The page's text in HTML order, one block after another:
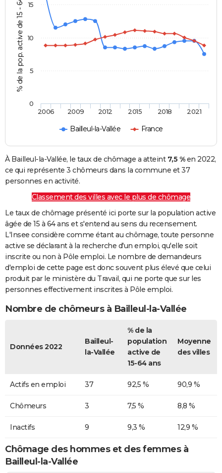
% de la pop. active de 15 - 64 ans
Bailleul-la-Vallée France
2006 2009 2012 2015 2018 2021
0
5
10
15
À Bailleul-la-Vallée, le taux de chômage a atteint 7,5 %en 2022,
ce qui représente 3 chômeurs dans la commune et 37
personnes en activité.
Classement des villes avec le plus de chômage
Le taux de chômage présenté ici porte sur la population active
âgée de 15 à 64 ans et s'entend au sens du recensement.
L'Insee considère comme étant au chômage, toute personne
active se déclarant à la recherche d'un emploi, qu'elle soit
inscrite ou non à Pôle emploi. Le nombre de demandeurs
d'emploi de cette page est donc souvent plus élevé que celui
produit par le ministère du Travail, qui ne porte que sur les
personnes effectivement inscrites à Pôle emploi.
Nombre de chômeurs à Bailleul-la-Vallée
Données 2022
Bailleul-
la-Vallée
% de la
population
active de
15-64 ans
Moyenne
des villes
Actifs en emploi 37 92,5 % 90,9 %
Chômeurs 3 7,5 % 8,8 %
Inactifs 9 9,3 % 12,9 %
Chômage des hommes et des femmes à
Bailleul-la-Vallée